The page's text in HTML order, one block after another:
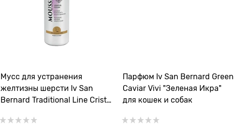
Мусс для устранения
желтизны шерсти Iv San
Bernard Traditional Line Cristal
Парфюм Iv San Bernard Green
Caviar Vivi "Зеленая Икра"
для кошек и собак